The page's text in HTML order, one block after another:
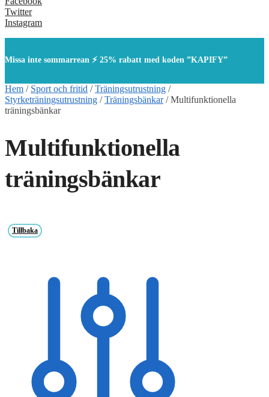
Twitter
Instagram
Missa inte sommarrean ⚡ 25% rabatt med koden ”KAPIFY”
Hem / Sport och fritid /Träningsutrustning /
Styrketräningsutrustning /Träningsbänkar/Multifunktionella
träningsbänkar
Multifunktionella
träningsbänkar
Tillbaka